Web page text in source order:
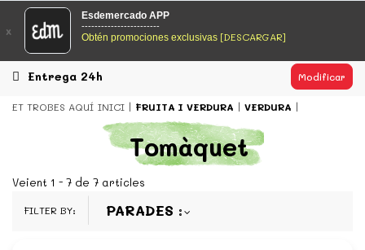
EsDeMercado.com
EsDeMercado.com te lleva a casa los mejores productos de
los mejores mercados de Barcelona y de productores
locales.
READ MORE
EsDeMercado.com
EsDeMercado.com te lleva a casa los mejores productos de
los mejores mercados de Barcelona y de productores
x
Esdemercado APP
------------------------
Obtén promociones exclusivas [DESCARGAR]
Entrega 24h Modificar
ET TROBES AQUÍ INICI FRUITA I VERDURA VERDURA
Tomàquet
Veient 1 - 7 de 7 articles
FILTER BY: PARADES